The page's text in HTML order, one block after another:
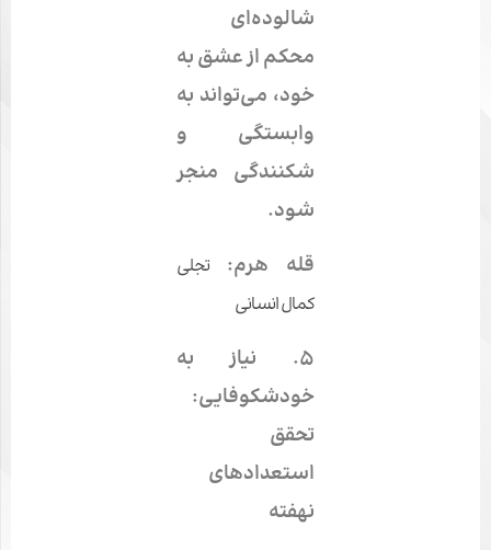
شالوده‌ای
محکم ازعشق به
خود، می‌تواند به
وابستگی و
شکنندگی منجر
شود.
قله هرم:تجلی
کمال انسانی
۵.
نیاز به
خودشکوفایی:
تحقق
استعدادهای
نهفته